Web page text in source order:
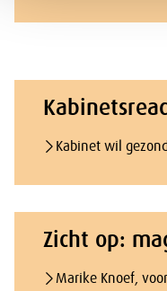
Kabinet wil
Zicht op:
Marike Knoef,